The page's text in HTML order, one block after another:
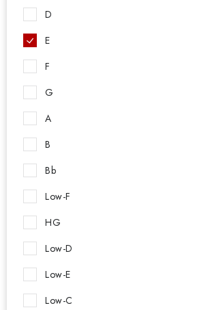
OBCHODNÍ PODMÍNKY
ZÁSADY ZPRACOVÁNÍ OSOBNÍCH ÚDAJŮ
D
E
F
G
A
B
Bb
Low-F
HG
Low-D
Low-E
Low-C